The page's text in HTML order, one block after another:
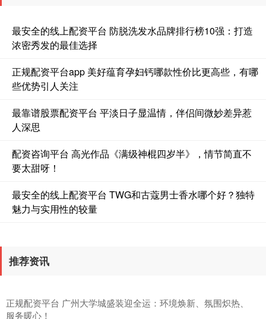
最安全的线上配资平台 防脱洗发水品牌排行榜10强：打造
浓密秀发的最佳选择
正规配资平台app 美好蕴育孕妇钙哪款性价比更高些，有哪
些优势引人关注
最靠谱股票配资平台 平淡日子显温情，伴侣间微妙差异惹
人深思
配资咨询平台 高光作品《满级神棍四岁半》，情节简直不
要太甜呀！
最安全的线上配资平台 TWG和古蔻男士香水哪个好？独特
魅力与实用性的较量
推荐资讯
正规配资平台 广州大学城盛装迎全运：环境焕新、氛围炽热、
服务暖心！